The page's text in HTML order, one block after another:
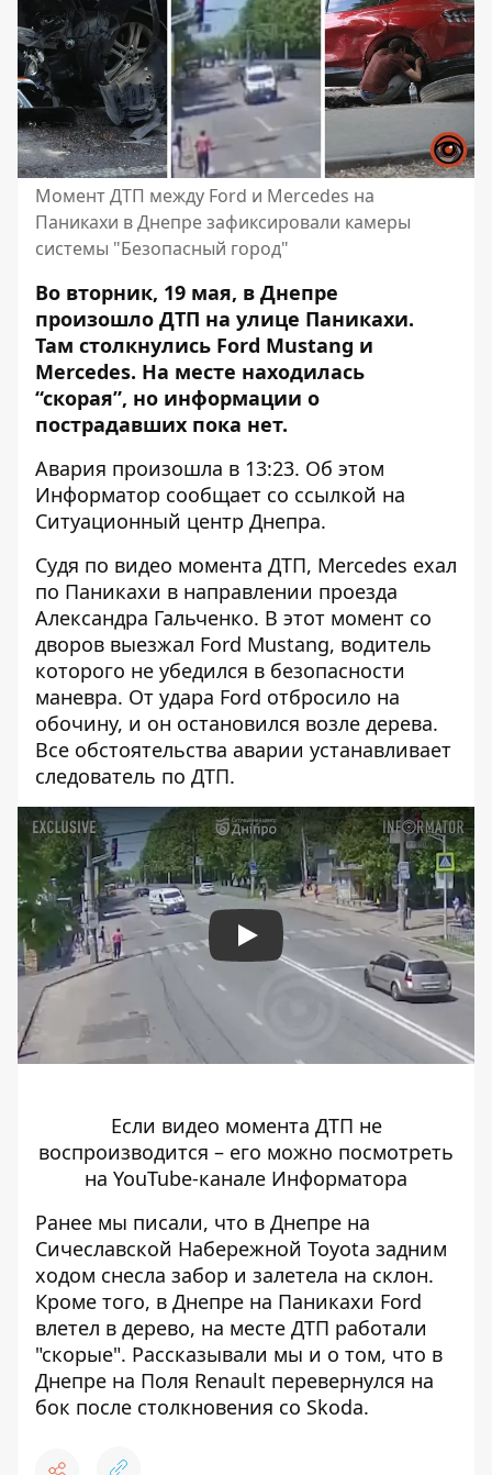
Момент ДТП между Ford и Mercedes на
Паникахи в Днепре зафиксировали камеры
системы "Безопасный город"
Во вторник, 19 мая, в Днепре
произошло ДТП на улице Паникахи.
Там столкнулись Ford Mustang и
Mercedes. На месте находилась
“скорая”, но информации о
пострадавших пока нет.
Авария произошла в 13:23. Об этом
Информатор сообщает со ссылкой на
Ситуационный центр Днепра.
Судя по видео момента ДТП, Mercedes ехал
по Паникахи в направлении проезда
Александра Гальченко. В этот момент со
дворов выезжал Ford Mustang, водитель
которого не убедился в безопасности
маневра. От удара Ford отбросило на
обочину, и он остановился возле дерева.
Все обстоятельства аварии устанавливает
следователь по ДТП.
Play
Если видео момента ДТП не
воспроизводится – его можно посмотреть
на YouTube-канале Информатора
Ранее мы писали, что в Днепре на
Сичеславской Набережной Toyota задним
ходом снесла забор и залетела на склон.
Кроме того, в Днепре на Паникахи Ford
влетел в дерево, на месте ДТП работали
"скорые". Рассказывали мы и о том, что в
Днепре на Поля Renault перевернулся на
бок после столкновения со Skoda.